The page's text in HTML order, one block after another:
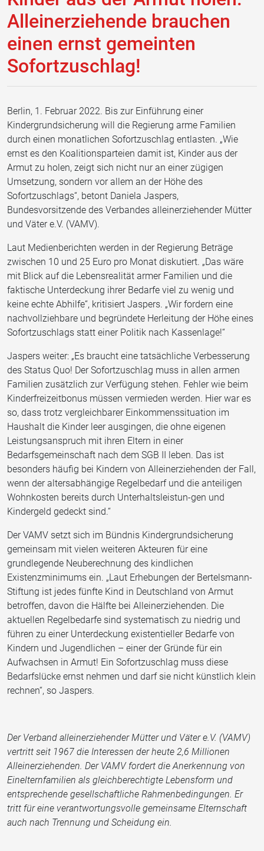
Alleinerziehende brauchen
einen ernst gemeinten
Sofortzuschlag!
Berlin, 1. Februar 2022. Bis zur Einführung einer
Kindergrundsicherung will die Regierung arme Familien
durch einen monatlichen Sofortzuschlag entlasten. „Wie
ernst es den Koalitionsparteien damit ist, Kinder aus der
Armut zu holen, zeigt sich nicht nur an einer zügigen
Umsetzung, sondern vor allem an der Höhe des
Sofortzuschlags“, betont Daniela Jaspers,
Bundesvorsitzende des Verbandes alleinerziehender Mütter
und Väter e.V. (VAMV).
Laut Medienberichten werden in der Regierung Beträge
zwischen 10 und 25 Euro pro Monat diskutiert. „Das wäre
mit Blick auf die Lebensrealität armer Familien und die
faktische Unterdeckung ihrer Bedarfe viel zu wenig und
keine echte Abhilfe“, kritisiert Jaspers. „Wir fordern eine
nachvollziehbare und begründete Herleitung der Höhe eines
Sofortzuschlags statt einer Politik nach Kassenlage!“
Jaspers weiter: „Es braucht eine tatsächliche Verbesserung
des Status Quo! Der Sofortzuschlag muss in allen armen
Familien zusätzlich zur Verfügung stehen. Fehler wie beim
Kinderfreizeitbonus müssen vermieden werden. Hier war es
so, dass trotz vergleichbarer Einkommenssituation im
Haushalt die Kinder leer ausgingen, die ohne eigenen
Leistungsanspruch mit ihren Eltern in einer
Bedarfsgemeinschaft nach dem SGB II leben. Das ist
besonders häufig bei Kindern von Alleinerziehenden der Fall,
wenn der altersabhängige Regelbedarf und die anteiligen
Wohnkosten bereits durch Unterhaltsleistun-gen und
Kindergeld gedeckt sind.“
Der VAMV setzt sich im Bündnis Kindergrundsicherung
gemeinsam mit vielen weiteren Akteuren für eine
grundlegende Neuberechnung des kindlichen
Existenzminimums ein. „Laut Erhebungen der Bertelsmann-
Stiftung ist jedes fünfte Kind in Deutschland von Armut
betroffen, davon die Hälfte bei Alleinerziehenden. Die
aktuellen Regelbedarfe sind systematisch zu niedrig und
führen zu einer Unterdeckung existentieller Bedarfe von
Kindern und Jugendlichen – einer der Gründe für ein
Aufwachsen in Armut! Ein Sofortzuschlag muss diese
Bedarfslücke ernst nehmen und darf sie nicht künstlich klein
rechnen“, so Jaspers.
Der Verband alleinerziehender Mütter und Väter e.V. (VAMV)
vertritt seit 1967 die Interessen der heute 2,6 Millionen
Alleinerziehenden. Der VAMV fordert die Anerkennung von
Einelternfamilien als gleichberechtigte Lebensform und
entsprechende gesellschaftliche Rahmenbedingungen. Er
tritt für eine verantwortungsvolle gemeinsame Elternschaft
auch nach Trennung und Scheidung ein.